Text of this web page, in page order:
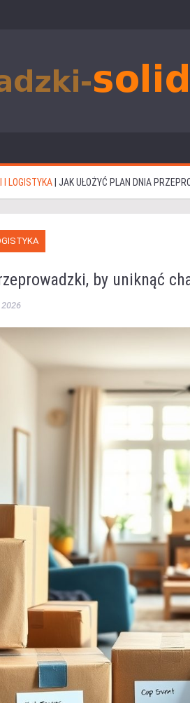
I LOGISTYKA JAK UŁOŻYĆ PLAN DNIA
by uniknąć